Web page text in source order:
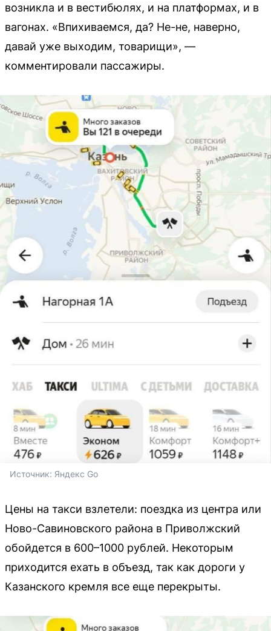
возникла и в вестибюлях, и на платформах, и в
вагонах. «Впихиваемся, да? Не-не, наверно,
давай уже выходим, товарищи», —
комментировали пассажиры.
Источник: Яндекс Go
Цены на такси взлетели: поездка из центра или
Ново-Савиновского района в Приволжский
обойдется в 600–1000 рублей. Некоторым
приходится ехать в объезд, так как дороги у
Казанского кремля все еще перекрыты.